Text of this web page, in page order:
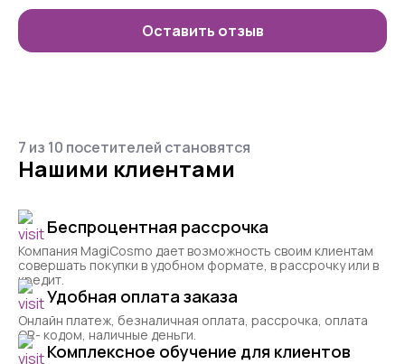
Оставить отзыв
7 из 10 посетителей становятся
Нашими клиентами
Беспроцентная рассрочка
Компания MagiCosmo дает возможность своим клиентам
совершать покупки в удобном формате, в рассрочку или в
кредит.
Удобная оплата заказа
Онлайн платеж, безналичная оплата, рассрочка, оплата
QR- кодом, наличные деньги.
Комплексное обучение для клиентов